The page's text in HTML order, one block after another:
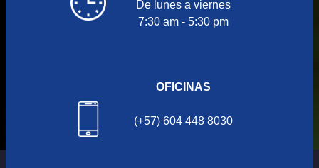
De lunes a viernes
7:30 am - 5:30 pm
OFICINAS
(+57) 604 448 8030